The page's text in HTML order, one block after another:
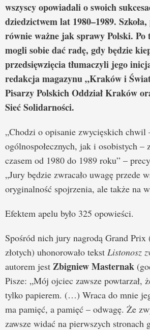
wszyscy opowiadali o swoich
dziedzictwem lat 1980–1989.
równie ważne jak sprawy Polski.
mogli sobie dać radę, gdy będzie
przedsięwzięcia tłumaczyli jego
redakcja magazynu „Kraków i
Pisarzy Polskich Oddział Kraków
Sieć Solidarności.
„Chodzi o opisanie zwycięskich chwil
ogólnospołecznych, jak i osobistych –
czasem od 1980 do 1989 roku” –
„Jury będzie zwracało uwagę przede
oryginalność spojrzenia, ale także na
Efektem apelu było 325 opowieści.
Spośród nich jury nagrodą Grand
złotych) uhonorowało tekst Listonosz
autorem jest Zbigniew Masternak
Pisze: „Mój ojciec zawsze powtarzał,
tylko papierem. (…) Wraca do mnie
ma pamięć, a pamięć – odwagę. Że
zawsze widać na pierwszych stronach